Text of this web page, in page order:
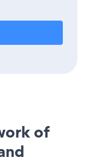
of